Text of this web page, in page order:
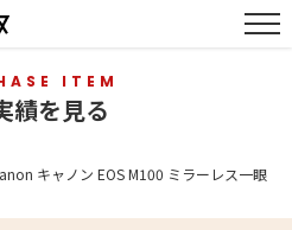
ITEM
績を見る
キャノン EOS M100 ミラーレス一眼